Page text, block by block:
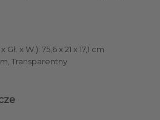
x W.): 75,6 x 21 x 17,1 cm
Transparentny